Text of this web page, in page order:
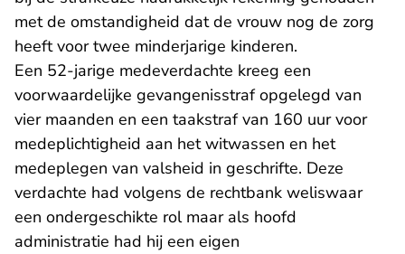
met de omstandigheid dat de vrouw nog de zorg
heeft voor twee minderjarige kinderen.
Een 52-jarige medeverdachte kreeg een
voorwaardelijke gevangenisstraf opgelegd van
vier maanden en een taakstraf van 160 uur voor
medeplichtigheid aan het witwassen en het
medeplegen van valsheid in geschrifte. Deze
verdachte had volgens de rechtbank weliswaar
een ondergeschikte rol maar als hoofd
administratie had hij een eigen